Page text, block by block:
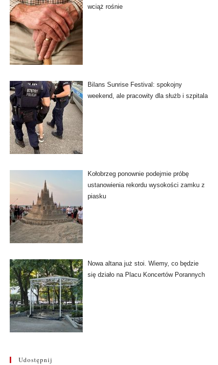
wciąż rośnie
Bilans Sunrise Festival: spokojny
weekend, ale pracowity dla służb i szpitala
Kołobrzeg ponownie podejmie próbę
ustanowienia rekordu wysokości zamku z
piasku
Nowa altana już stoi. Wiemy, co będzie
się działo na Placu Koncertów Porannych
Udostępnij